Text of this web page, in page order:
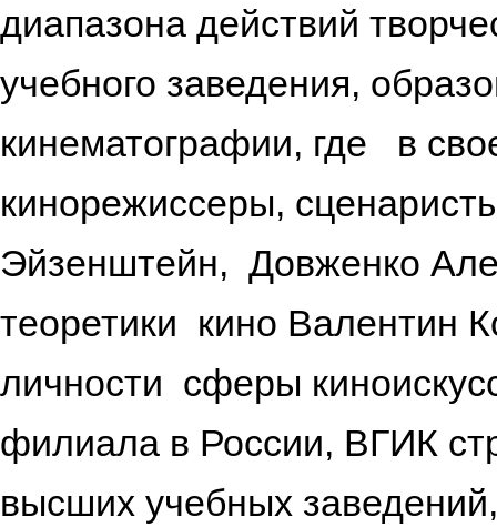
диапазона действий
учебного заведения,
кинематографии, где в
кинорежиссеры,
Эйзенштейн, Довженко
теоретики кино Валентин
личности сферы
филиала в России, ВГИК
высших учебных